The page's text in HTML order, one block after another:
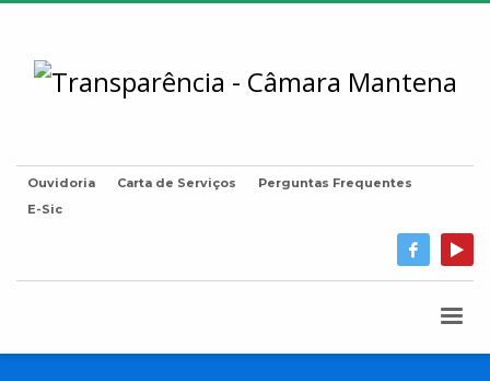
Ouvidoria Carta de Serviços
Perguntas Frequentes
E-Sic